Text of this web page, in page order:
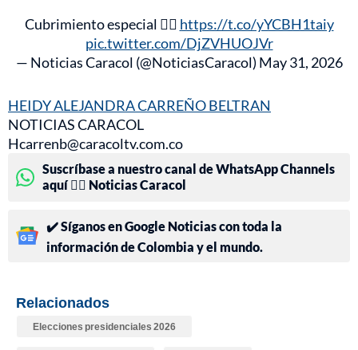
Cubrimiento especial 👉🏻 https://t.co/yYCBH1taiy
pic.twitter.com/DjZVHUOJVr
— Noticias Caracol (@NoticiasCaracol) May 31, 2026
HEIDY ALEJANDRA CARREÑO BELTRAN
NOTICIAS CARACOL
Hcarrenb@caracoltv.com.co
Suscríbase a nuestro canal de WhatsApp Channels
aquí 👉🏻 Noticias Caracol
✔️ Síganos en Google Noticias con toda la
información de Colombia y el mundo.
Relacionados
Elecciones presidenciales 2026